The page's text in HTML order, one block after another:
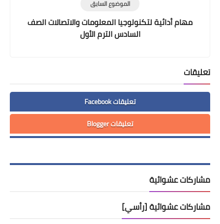
الموضوع السابق
مهام أدائية لتكنولوجيا المعلومات والاتصالات الصف
السادس الترم الأول
تعليقات
تعليقات Facebook
تعليقات Blogger
مشاركات عشوائية
مشاركات عشوائية [رأسي]